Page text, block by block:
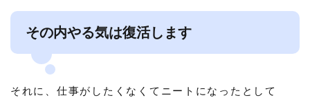
その内やる気は復活します
それに、仕事がしたくなくてニートになったとして